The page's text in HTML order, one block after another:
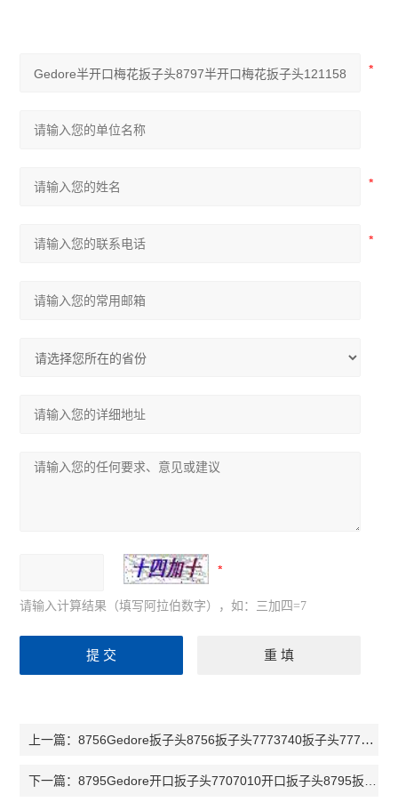
请输入计算结果（填写阿拉伯数字），如：三加四=7
上一篇：8756Gedore扳子头8756扳子头7773740扳子头7774120
下一篇：8795Gedore开口扳子头7707010开口扳子头8795扳子头7707870